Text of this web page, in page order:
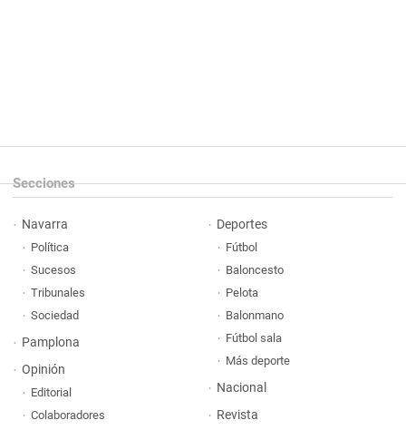
Secciones
Navarra
Política
Sucesos
Tribunales
Sociedad
Pamplona
Opinión
Editorial
Colaboradores
Deportes
Fútbol
Baloncesto
Pelota
Balonmano
Fútbol sala
Más deporte
Nacional
Revista